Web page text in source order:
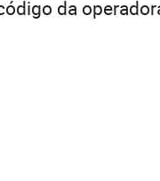
da